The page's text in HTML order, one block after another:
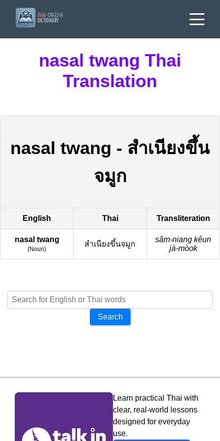
nasal twang Thai
Translation
nasal twang - สำเนียงขึ้น
จมูก
English Thai Transliteration
nasal twang
(Noun)
สำเนียงขึ้นจมูก
sǎm-niang kêun
jà-mòok
Search
Learn practical Thai with
clear, real-world lessons
designed for everyday
use.